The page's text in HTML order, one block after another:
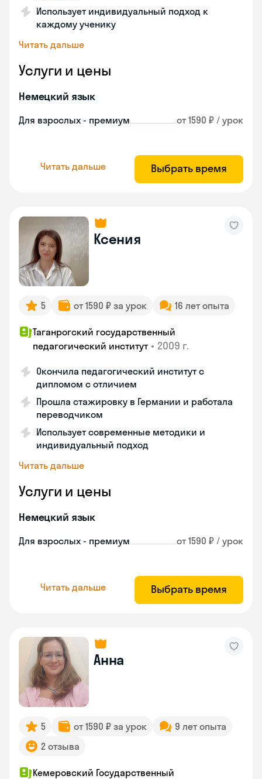
Использует индивидуальный подход к
каждому ученику
Читать дальше
Услуги и цены
Немецкий язык
Для взрослых - премиум от 1590 ₽ / урок
Читать дальше Выбрать время
Ксения
5 от 1590 ₽ за урок 16 лет опыта
Таганрогский государственный
педагогический институт • 2009 г.
Окончила педагогический институт с
дипломом с отличием
Прошла стажировку в Германии и работала
переводчиком
Использует современные методики и
индивидуальный подход
Читать дальше
Услуги и цены
Немецкий язык
Для взрослых - премиум от 1590 ₽ / урок
Читать дальше Выбрать время
Анна
5 от 1590 ₽ за урок
9 лет опыта
2 отзыва
Кемеровский Государственный